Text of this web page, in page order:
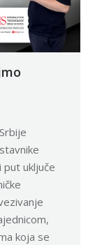
uključe
koja se